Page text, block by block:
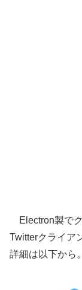
Electron製で
Twitterクライア
詳細は以下から。